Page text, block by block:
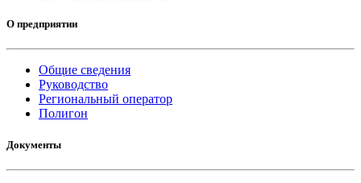
О предприятии
Общие сведения
Руководство
Региональный оператор
Полигон
Документы